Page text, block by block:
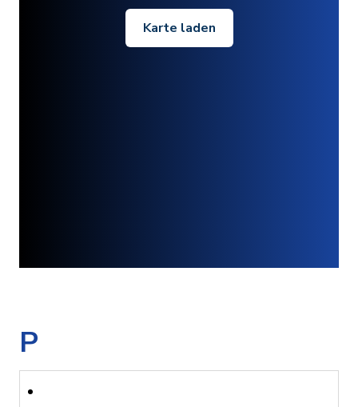
Karte laden
P